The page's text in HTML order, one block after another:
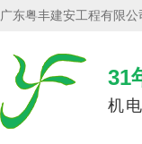
广东粤丰建安工程有限公
31
机